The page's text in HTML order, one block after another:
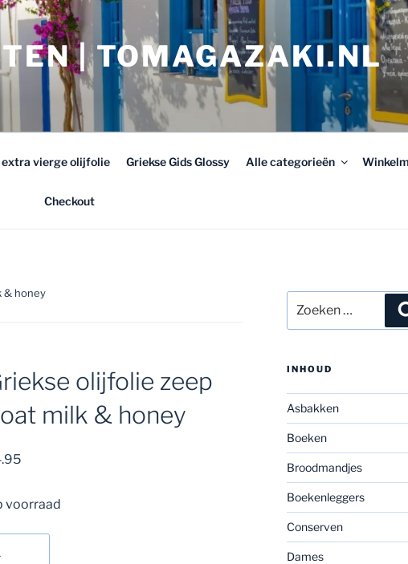
| TOMAGAZAKI.NL
extra vierge olijfolie Griekse Gids Glossy Alle categorieën
Checkout
& honey
olijfolie zeep
milk & honey
voorraad
naar:
INHOUD
Asbakken
Boeken
Broodmandjes
Boekenleggers
Conserven
Dames